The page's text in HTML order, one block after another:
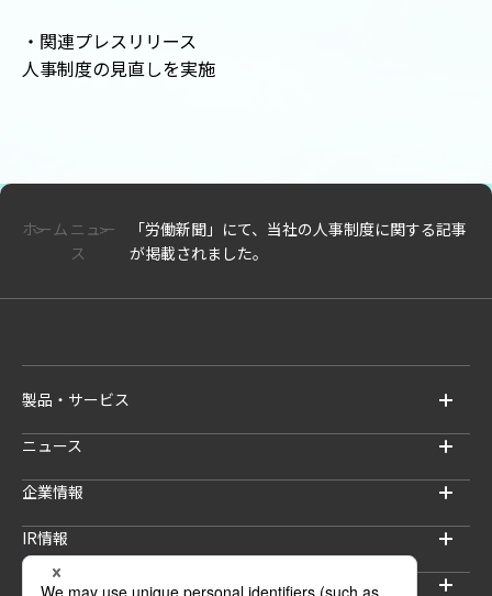
・関連プレスリリース
人事制度の見直しを実施
ホーム ニュー
ス
「労働新聞」にて、当社の人事制度に関する記事
が掲載されました。
製品・サービス
ニュース
企業情報
IR情報
サステナビリティ